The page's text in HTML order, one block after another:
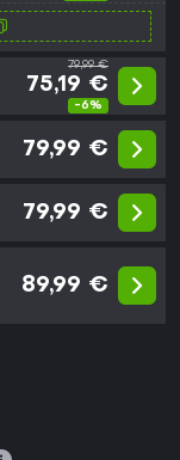
79,99 €
75,19 €
-6%
79,99 €
79,99 €
89,99 €